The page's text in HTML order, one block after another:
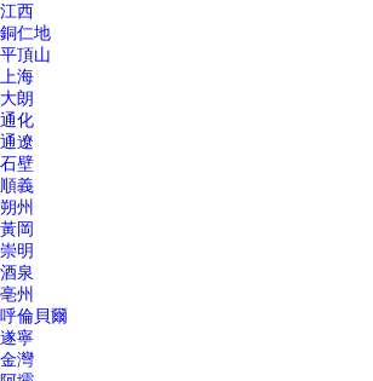
江西
銅仁地
平頂山
上海
大朗
通化
通遼
石壁
順義
朔州
黃岡
崇明
酒泉
亳州
呼倫貝爾
遂寧
金灣